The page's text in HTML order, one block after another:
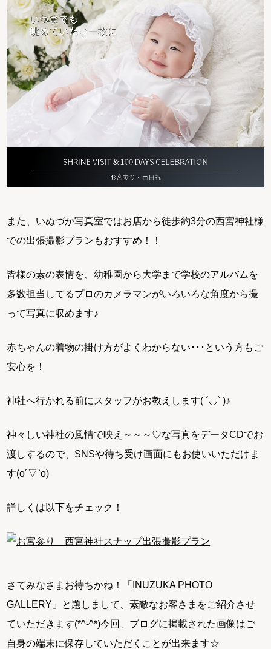
また、いぬづか写真室ではお店から徒歩約3分の西宮神社様
での出張撮影プランもおすすめ！！
皆様の素の表情を、幼稚園から大学まで学校のアルバムを
多数担当してるプロのカメラマンがいろいろな角度から撮
って写真に収めます♪
赤ちゃんの着物の掛け方がよくわからない･･･という方もご
安心を！
神社へ行かれる前にスタッフがお教えします( ´◡` )♪
神々しい神社の風情で映え～～～♡な写真をデータCDでお
渡しするので、SNSや待ち受け画面にもお使いいただけま
す(o´▽`o)
詳しくは以下をチェック！
さてみなさまお待ちかね！「INUZUKA PHOTO
GALLERY」と題しまして、素敵なお客さまをご紹介させ
ていただきます(*^-^*)今回、ブログに掲載された画像はご
自身の端末に保存していただくことが出来ます☆